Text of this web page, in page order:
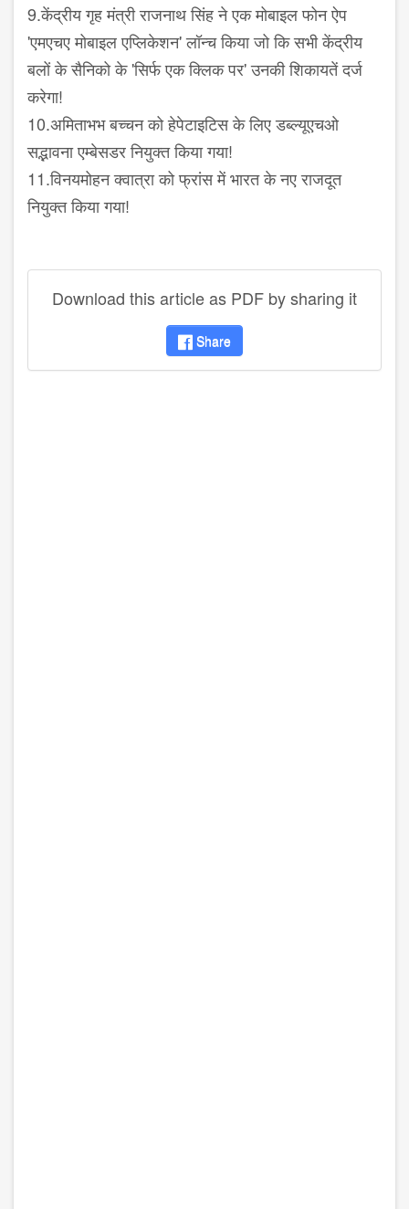
9.केंद्रीय गृह मंत्री राजनाथ सिंह ने एक मोबाइल फोन ऐप
'एमएचए मोबाइल एप्लिकेशन' लॉन्च किया जो कि सभी केंद्रीय
बलों के सैनिको के 'सिर्फ एक क्लिक पर' उनकी शिकायतें दर्ज
करेगा!
10.अमिताभभ बच्चन को हेपेटाइटिस के लिए डब्ल्यूएचओ
सद्भावना एम्बेसडर नियुक्त किया गया!
11.विनयमोहन क्वात्रा को फ्रांस में भारत के नए राजदूत
नियुक्त किया गया!
Download this article as PDF by sharing it
Share